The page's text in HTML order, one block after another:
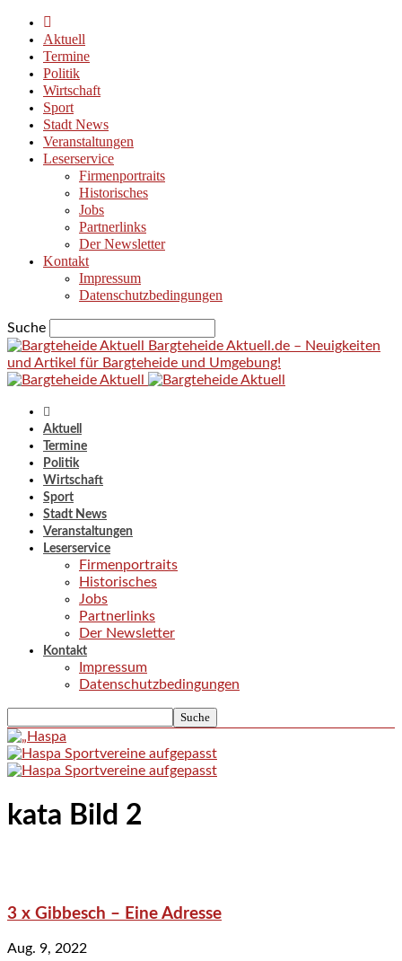
Aktuell
Termine
Politik
Wirtschaft
Sport
Stadt News
Veranstaltungen
Leserservice
Firmenportraits
Historisches
Jobs
Partnerlinks
Der Newsletter
Kontakt
Impressum
Datenschutzbedingungen
Suche
Bargteheide Aktuell.de – Neuigkeiten
und Artikel für Bargteheide und Umgebung!
Aktuell
Termine
Politik
Wirtschaft
Sport
Stadt News
Veranstaltungen
Leserservice
Firmenportraits
Historisches
Jobs
Partnerlinks
Der Newsletter
Kontakt
Impressum
Datenschutzbedingungen
kata Bild 2
3 x Gibbesch – Eine Adresse
Aug. 9, 2022